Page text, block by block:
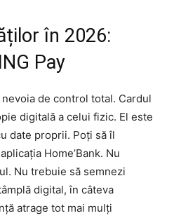
în 2026:
Pay
de control total. Cardul
digitală a celui fizic. El este
date proprii. Poți să îl
Home’Bank. Nu
Nu trebuie să semnezi
digital, în câteva
atrage tot mai mulți